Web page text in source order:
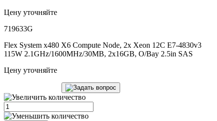
Цену уточняйте
719633G
Flex System x480 X6 Compute Node, 2x Xeon 12C E7-4830v3
115W 2.1GHz/1600MHz/30MB, 2x16GB, O/Bay 2.5in SAS
Цену уточняйте